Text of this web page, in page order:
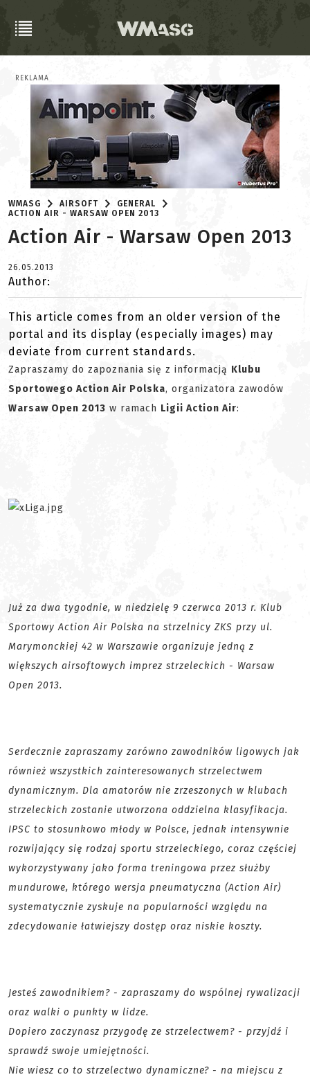
REKLAMA
WMASG AIRSOFT
GENERAL
ACTION AIR - WARSAW OPEN 2013
Action Air - Warsaw Open 2013
26.05.2013
Author:
This article comes from an older version of the
portal and its display (especially images) may
deviate from current standards.
Zapraszamy do zapoznania się z informacją Klubu
Sportowego Action Air Polska, organizatora zawodów
Warsaw Open 2013 w ramach Ligii Action Air:
Już za dwa tygodnie, w niedzielę 9 czerwca 2013 r. Klub
Sportowy Action Air Polska na strzelnicy ZKS przy ul.
Marymonckiej 42 w Warszawie organizuje jedną z
większych airsoftowych imprez strzeleckich - Warsaw
Open 2013.
Serdecznie zapraszamy zarówno zawodników ligowych jak
również wszystkich zainteresowanych strzelectwem
dynamicznym. Dla amatorów nie zrzeszonych w klubach
strzeleckich zostanie utworzona oddzielna klasyfikacja.
IPSC to stosunkowo młody w Polsce, jednak intensywnie
rozwijający się rodzaj sportu strzeleckiego, coraz częściej
wykorzystywany jako forma treningowa przez służby
mundurowe, którego wersja pneumatyczna (Action Air)
systematycznie zyskuje na popularności względu na
zdecydowanie łatwiejszy dostęp oraz niskie koszty.
Jesteś zawodnikiem? - zapraszamy do wspólnej rywalizacji
oraz walki o punkty w lidze.
Dopiero zaczynasz przygodę ze strzelectwem? - przyjdź i
sprawdź swoje umiejętności.
Nie wiesz co to strzelectwo dynamiczne? - na miejscu z